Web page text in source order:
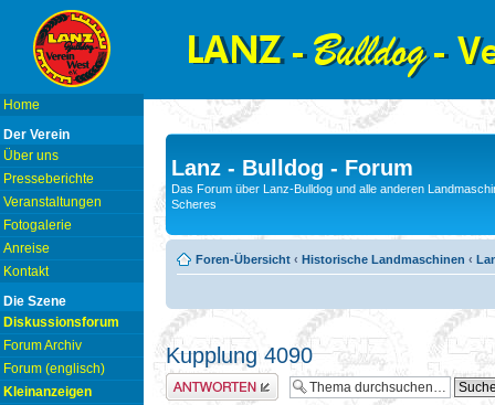
Home
Der Verein
Über uns
Presseberichte
Veranstaltungen
Fotogalerie
Anreise
Kontakt
Die Szene
Diskussionsforum
Forum Archiv
Forum (englisch)
Kleinanzeigen
Lanz - Bulldog - Forum
Das Forum über Lanz-Bulldog und alle anderen
Scheres
Foren-Übersicht ‹ Historische Landmaschinen ‹
Kupplung 4090
Antwort erstellen